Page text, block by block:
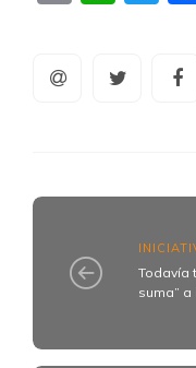
Todavía
suma”